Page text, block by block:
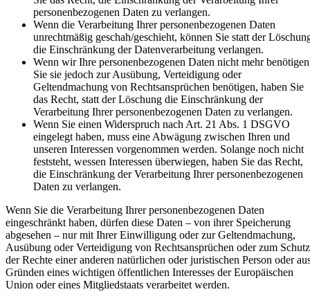
personenbezogenen Daten zu verlangen.
Wenn die Verarbeitung Ihrer personenbezogenen Daten
unrechtmäßig geschah/geschieht, können Sie statt der
die Einschränkung der Datenverarbeitung verlangen.
Wenn wir Ihre personenbezogenen Daten nicht mehr
Sie sie jedoch zur Ausübung, Verteidigung oder
Geltendmachung von Rechtsansprüchen benötigen, haben Sie
das Recht, statt der Löschung die Einschränkung der
Verarbeitung Ihrer personenbezogenen Daten zu verlangen.
Wenn Sie einen Widerspruch nach Art. 21 Abs. 1 DSGVO
eingelegt haben, muss eine Abwägung zwischen Ihren und
unseren Interessen vorgenommen werden. Solange noch nicht
feststeht, wessen Interessen überwiegen, haben Sie das Recht,
die Einschränkung der Verarbeitung Ihrer personenbezogenen
Daten zu verlangen.
Wenn Sie die Verarbeitung Ihrer personenbezogenen Daten
eingeschränkt haben, dürfen diese Daten – von ihrer Speicherung
abgesehen – nur mit Ihrer Einwilligung oder zur Geltendmachung,
Ausübung oder Verteidigung von Rechtsansprüchen oder zum Schutz
der Rechte einer anderen natürlichen oder juristischen Person oder
Gründen eines wichtigen öffentlichen Interesses der Europäischen
Union oder eines Mitgliedstaats verarbeitet werden.